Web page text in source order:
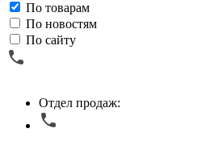
По товарам
По новостям
По сайту
Отдел продаж: